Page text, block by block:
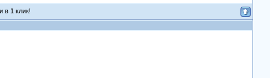
в 1 клик!